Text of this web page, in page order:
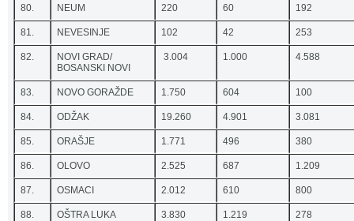
80. NEUM 220 60 192
81. NEVESINJE 102 42 253
82.
NOVI GRAD/
BOSANSKI NOVI
3.004 1.000 4.588
83. NOVO GORAŽDE 1.750 604 100
84. ODŽAK 19.260 4.901 3.081
85. ORAŠJE 1.771 496 380
86. OLOVO 2.525 687 1.209
87. OSMACI 2.012 610 800
88. OŠTRA LUKA 3.830 1.219 278